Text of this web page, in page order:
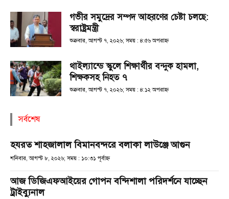
গভীর সমুদ্রের সম্পদ আহরণের চেষ্টা চলছে:
স্বরাষ্ট্রমন্ত্রী
শুক্রবার, আগস্ট ৭, ২০২৬; সময় : ৪:৫৬ অপরাহ্ণ
থাইল্যান্ডে স্কুলে শিক্ষার্থীর বন্দুক হামলা,
শিক্ষকসহ নিহত ৭
শুক্রবার, আগস্ট ৭, ২০২৬; সময় : ৪:১২ অপরাহ্ণ
সর্বশেষ
হযরত শাহজালাল বিমানবন্দরে বলাকা লাউঞ্জে আগুন
শনিবার, আগস্ট ৮, ২০২৬; সময় : ১০:৩১ পূর্বাহ্ণ
আজ ডিজিএফআইয়ের গোপন বন্দিশালা পরিদর্শনে যাচ্ছেন
ট্রাইব্যুনাল